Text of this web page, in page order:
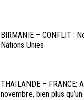
BIRMANIE – CONFLIT :
Nations Unies
THAÏLANDE – FRANCE:
novembre, bien plus